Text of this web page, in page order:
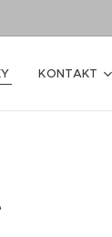
KONTAKT